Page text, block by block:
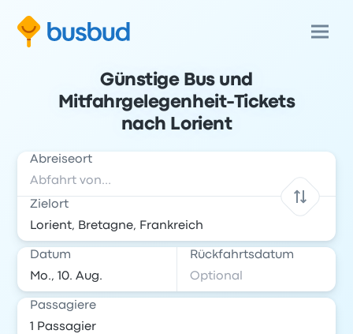
Günstige Bus und
Mitfahrgelegenheit-Tickets
nach Lorient
Abreiseort
Zielort
Datum Rückfahrtsdatum
Passagiere